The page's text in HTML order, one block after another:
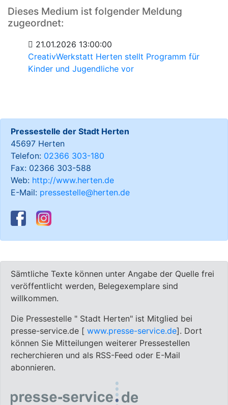
Dieses Medium ist folgender Meldung
zugeordnet:
21.01.2026 13:00:00
CreativWerkstatt Herten stellt Programm für
Kinder und Jugendliche vor
Pressestelle der Stadt Herten
45697 Herten
Telefon: 02366 303-180
Fax: 02366 303-588
Web: http://www.herten.de
E-Mail: pressestelle@herten.de
Sämtliche Texte können unter Angabe der Quelle frei
veröffentlicht werden, Belegexemplare sind
willkommen.
Die Pressestelle " Stadt Herten" ist Mitglied bei
presse-service.de [ www.presse-service.de]. Dort
können Sie Mitteilungen weiterer Pressestellen
recherchieren und als RSS-Feed oder E-Mail
abonnieren.